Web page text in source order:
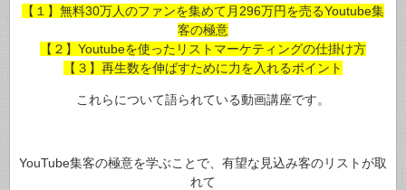
【１】無料30万人のファンを集めて月296万円を売るYoutube集
客の極意
【２】Youtubeを使ったリストマーケティングの仕掛け方
【３】再生数を伸ばすために力を入れるポイント
これらについて語られている動画講座です。
YouTube集客の極意を学ぶことで、有望な見込み客のリストが取
れて